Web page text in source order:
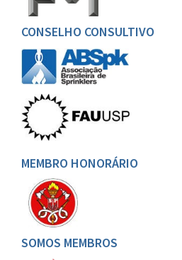
CONSELHO CONSULTIVO
MEMBRO HONORÁRIO
SOMOS MEMBROS